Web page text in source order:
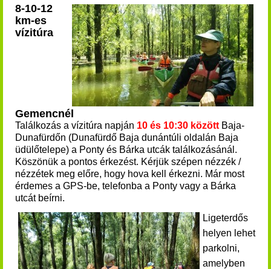
8-10-12
km-es
vízitúra
Gemencnél
Találkozás a vízitúra napján 10 és 10:30 között Baja-
Dunafürdőn (Dunafürdő Baja dunántúli oldalán Baja
üdülőtelepe) a Ponty és Bárka utcák találkozásánál.
Köszönük a pontos érkezést. Kérjük szépen nézzék /
nézzétek meg előre, hogy hova kell érkezni. Már most
érdemes a GPS-be, telefonba a Ponty vagy a Bárka
utcát beírni.
Ligeterdős
helyen lehet
parkolni,
amelyben